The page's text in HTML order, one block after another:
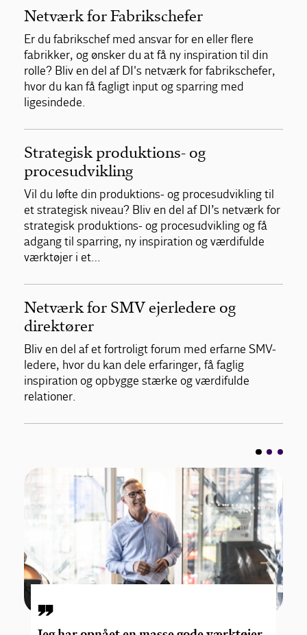
Netværk for Fabrikschefer
Er du fabrikschef med ansvar for en eller flere
fabrikker, og ønsker du at få ny inspiration til din
rolle? Bliv en del af DI's netværk for fabrikschefer,
hvor du kan få fagligt input og sparring med
ligesindede.
Strategisk produktions- og
procesudvikling
Vil du løfte din produktions- og procesudvikling til
et strategisk niveau? Bliv en del af DI’s netværk for
strategisk produktions- og procesudvikling og få
adgang til sparring, ny inspiration og værdifulde
værktøjer i et…
Netværk for SMV ejerledere og
direktører
Bliv en del af et fortroligt forum med erfarne SMV-
ledere, hvor du kan dele erfaringer, få faglig
inspiration og opbygge stærke og værdifulde
relationer.